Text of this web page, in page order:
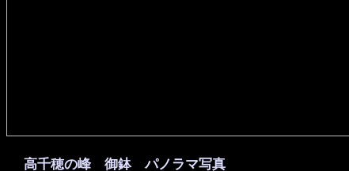
高千穂の峰 御鉢 パノラマ写真